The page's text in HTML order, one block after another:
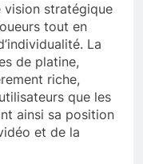
vision stratégique
tout en
La
de platine,
riche,
que les
ainsi sa position
et de la